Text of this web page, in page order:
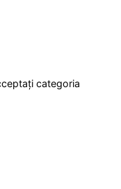
categoria